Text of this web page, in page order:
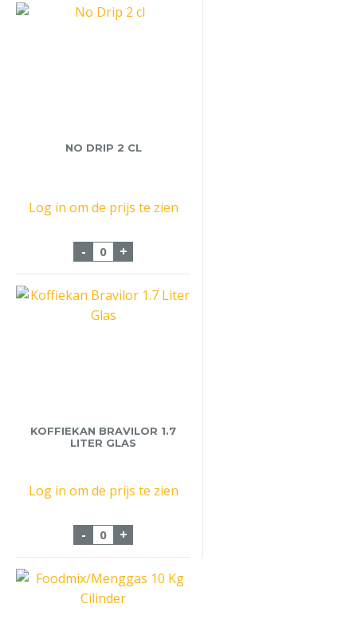
NO DRIP 2 CL
Log in om de prijs te zien
- No Drip 2 cl aantal
+
KOFFIEKAN BRAVILOR 1.7
LITER GLAS
Log in om de prijs te zien
- Koffiekan Bravilor 1.7 Liter Glas aantal
+